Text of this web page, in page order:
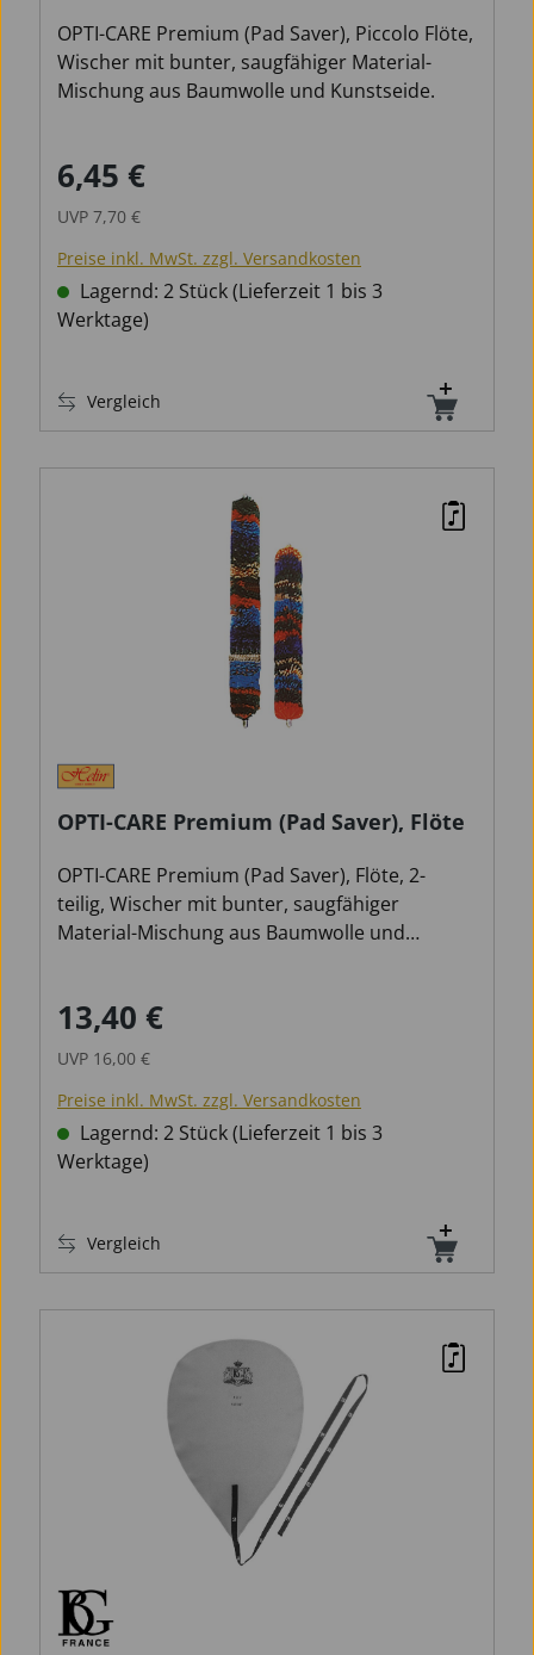
OPTI-CARE Premium (Pad Saver), Piccolo Flöte,
Wischer mit bunter, saugfähiger Material-
Mischung aus Baumwolle und Kunstseide.
Verkaufspreis:
6,45 €
UVP 7,70 €
Preise inkl. MwSt. zzgl. Versandkosten
Lagernd: 2 Stück (Lieferzeit 1 bis 3
Werktage)
Vergleich
OPTI-CARE Premium (Pad Saver), Flöte
OPTI-CARE Premium (Pad Saver), Flöte, 2-
teilig, Wischer mit bunter, saugfähiger
Material-Mischung aus Baumwolle und
Verkaufspreis:
13,40 €
UVP 16,00 €
Preise inkl. MwSt. zzgl. Versandkosten
Lagernd: 2 Stück (Lieferzeit 1 bis 3
Werktage)
Vergleich